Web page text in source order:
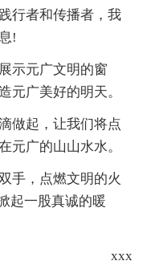
行者和传播者，我
!
示元广文明的窗
元广美好的明天。
做起，让我们将点
元广的山山水水。
手，点燃文明的火
起一股真诚的暖
xxx